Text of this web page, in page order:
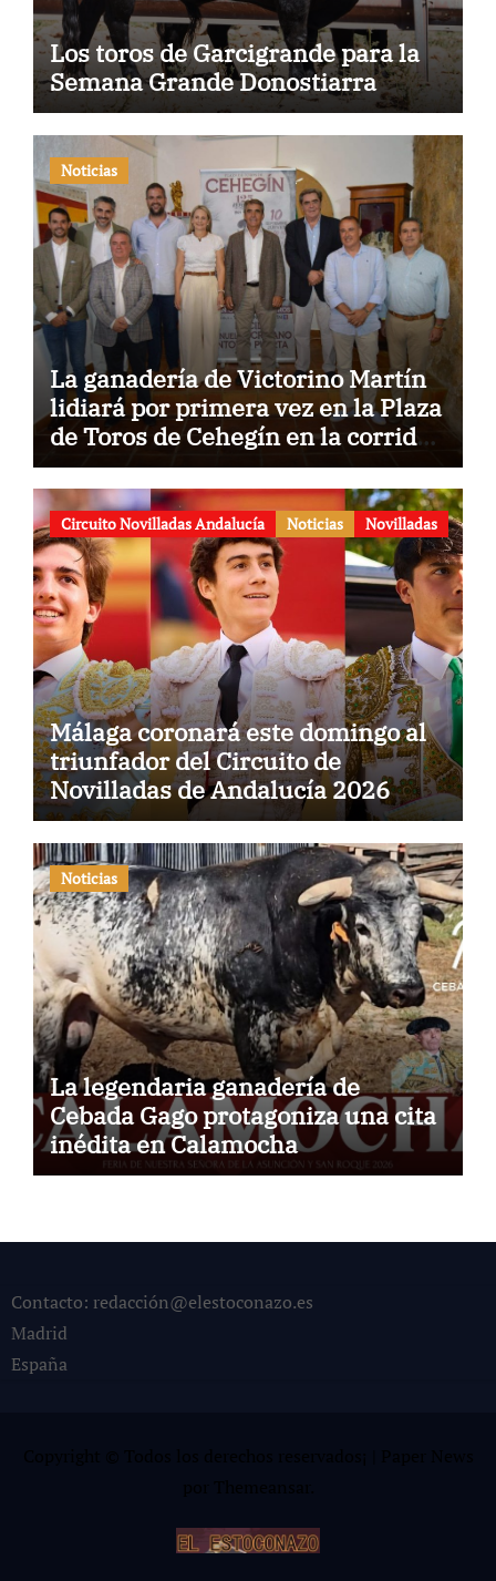
Los toros de Garcigrande para la
Semana Grande Donostiarra
Noticias
La ganadería de Victorino Martín
lidiará por primera vez en la Plaza
de Toros de Cehegín en la corrida
conmemorativa de su 125
aniversario
Circuito Novilladas Andalucía Noticias Novilladas
Málaga coronará este domingo al
triunfador del Circuito de
Novilladas de Andalucía 2026
Noticias
La legendaria ganadería de
Cebada Gago protagoniza una cita
inédita en Calamocha
Contacto: redacción@elestoconazo.es
Madrid
España